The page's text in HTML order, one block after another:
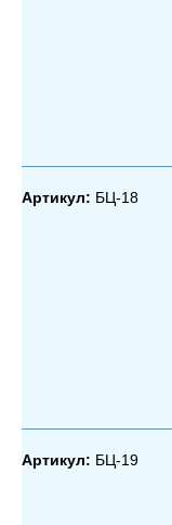
Артикул: БЦ-18
Артикул: БЦ-19